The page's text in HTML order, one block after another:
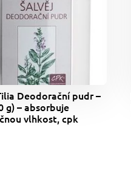
Deodorační pudr –
g) – absorbuje
vlhkost, cpk